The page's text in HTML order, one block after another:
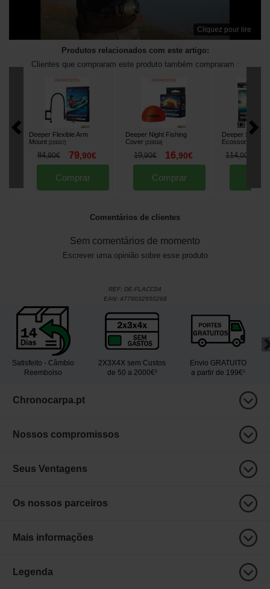
Cliquez pour lire
Produtos relacionados com este artigo:
Clientes que compraram este produto também compraram :
Deeper Flexible Arm
Mount [219317]
84,90€ 79,90€
Comprar
Deeper Night Fishing
Cover [219318]
19,90€ 16,90€
Comprar
Deeper Start
Ecossondadora
114,00
Comentários de clientes
Sem comentários de momento
Escrever uma opinião sobre esse produto
REF: DE-FLACC04
EAN: 4779032950268
Satisfeito - Câmbio
Reembolso
2X3X4X sem Custos
de 50 a 2000€²
Envio GRATUITO
a partir de 199€¹
Chronocarpa.pt
Nossos compromissos
Seus Ventagens
Os nossos parceiros
Mais informações
Legenda